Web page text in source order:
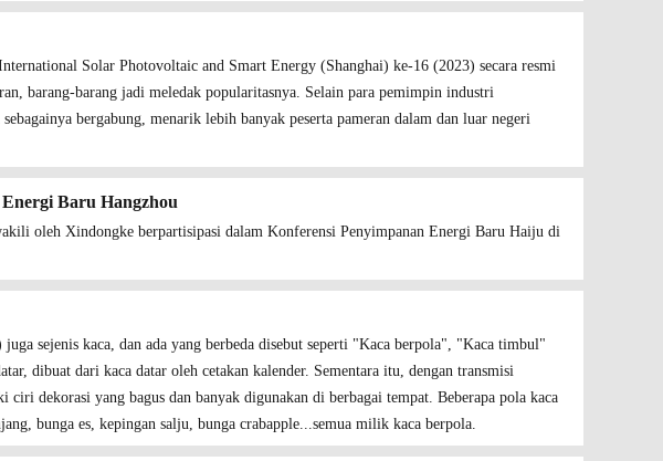
Solar Photovoltaic and Smart Energy (Shanghai) ke-16 (2023) secara resmi
barang-barang jadi meledak popularitasnya. Selain para pemimpin industri
bergabung, menarik lebih banyak peserta pameran dalam dan luar negeri
Baru Hangzhou
oleh Xindongke berpartisipasi dalam Konferensi Penyimpanan Energi Baru Haiju di
sejenis kaca, dan ada yang berbeda disebut seperti "Kaca berpola", "Kaca timbul"
dibuat dari kaca datar oleh cetakan kalender. Sementara itu, dengan transmisi
dekorasi yang bagus dan banyak digunakan di berbagai tempat. Beberapa pola kaca
bunga es, kepingan salju, bunga crabapple...semua milik kaca berpola.